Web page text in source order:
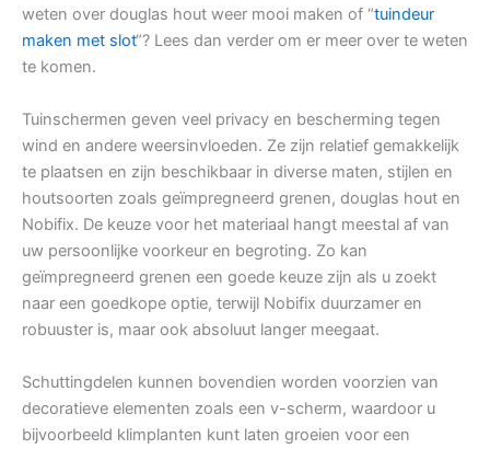
weten over douglas hout weer mooi maken of “tuindeur
maken met slot“? Lees dan verder om er meer over te weten
te komen.
Tuinschermen geven veel privacy en bescherming tegen
wind en andere weersinvloeden. Ze zijn relatief gemakkelijk
te plaatsen en zijn beschikbaar in diverse maten, stijlen en
houtsoorten zoals geïmpregneerd grenen, douglas hout en
Nobifix. De keuze voor het materiaal hangt meestal af van
uw persoonlijke voorkeur en begroting. Zo kan
geïmpregneerd grenen een goede keuze zijn als u zoekt
naar een goedkope optie, terwijl Nobifix duurzamer en
robuuster is, maar ook absoluut langer meegaat.
Schuttingdelen kunnen bovendien worden voorzien van
decoratieve elementen zoals een v-scherm, waardoor u
bijvoorbeeld klimplanten kunt laten groeien voor een